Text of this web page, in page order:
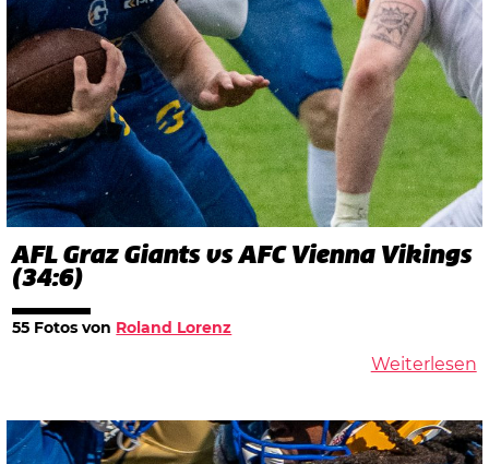
AFL Graz Giants vs AFC Vienna Vikings
(34:6)
55 Fotos von Roland Lorenz
Weiterlesen